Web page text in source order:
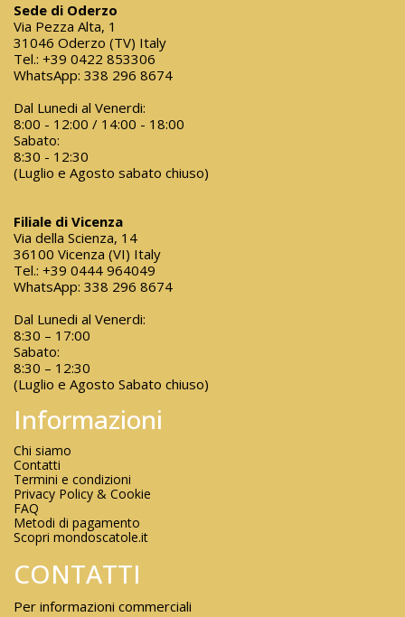
Sede di Oderzo
Via Pezza Alta, 1
31046 Oderzo (TV) Italy
Tel.: +39 0422 853306
WhatsApp: 338 296 8674
Dal Lunedi al Venerdi:
8:00 - 12:00 / 14:00 - 18:00
Sabato:
8:30 - 12:30
(Luglio e Agosto sabato chiuso)
Filiale di Vicenza
Via della Scienza, 14
36100 Vicenza (VI) Italy
Tel.: +39 0444 964049
WhatsApp: 338 296 8674
Dal Lunedi al Venerdi:
8:30 – 17:00
Sabato:
8:30 – 12:30
(Luglio e Agosto Sabato chiuso)
Informazioni
Chi siamo
Contatti
Termini e condizioni
Privacy Policy & Cookie
FAQ
Metodi di pagamento
Scopri mondoscatole.it
CONTATTI
Per informazioni commerciali